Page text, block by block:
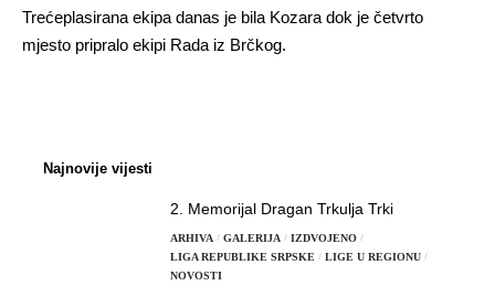
Trećeplasirana ekipa danas je bila Kozara dok je četvrto
mjesto pripralo ekipi Rada iz Brčkog.
Najnovije vijesti
2. Memorijal Dragan Trkulja Trki
ARHIVA GALERIJA
IZDVOJENO
LIGA REPUBLIKE SRPSKE
LIGE U REGIONU
NOVOSTI